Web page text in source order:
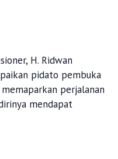
H. Ridwan
pidato pembuka
perjalanan
mendapat